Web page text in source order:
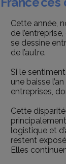
Cette année,
de
se dessine
de l’autre.
Si le
une baisse
entreprises,
Cette
logistique et
restent
Elles